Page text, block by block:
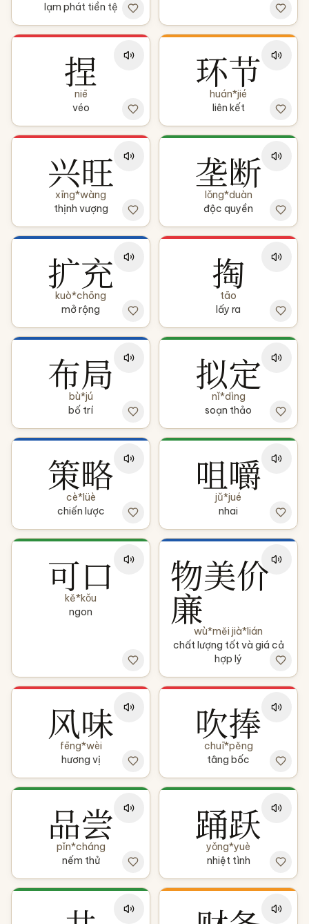
lạm phát tiền tệ
捏
niē
véo
环节
huán*jié
liên kết
兴旺
xīng*wàng
thịnh vượng
垄断
lǒng*duàn
độc quyền
扩充
kuò*chōng
mở rộng
掏
tāo
lấy ra
布局
bù*jú
bố trí
拟定
nǐ*dìng
soạn thảo
策略
cè*lüè
chiến lược
咀嚼
jǔ*jué
nhai
可口
kě*kǒu
ngon
物美价
廉wù*měi jià*lián
chất lượng tốt và giá cả
hợp lý
风味
fēng*wèi
hương vị
吹捧
chuī*pěng
tâng bốc
品尝
pǐn*cháng
nếm thử
踊跃
yǒng*yuè
nhiệt tình